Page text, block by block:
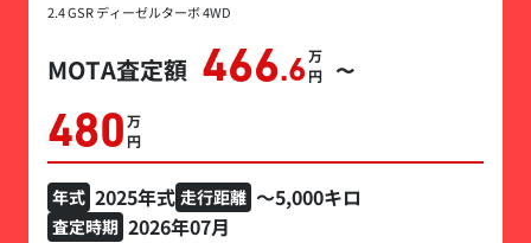
2.4 GSR ディーゼルターボ 4WD
MOTA査定額 466.6万円 〜
480万円
年式 2025年式 走行距離 ～5,000キロ
査定時期 2026年07月